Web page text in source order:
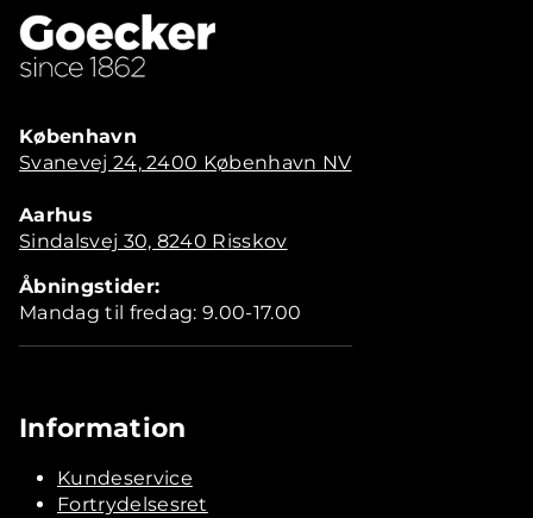
København
Svanevej 24, 2400 København NV
Aarhus
Sindalsvej 30, 8240 Risskov
Åbningstider:
Mandag til fredag: 9.00-17.00
Information
Kundeservice
Fortrydelsesret